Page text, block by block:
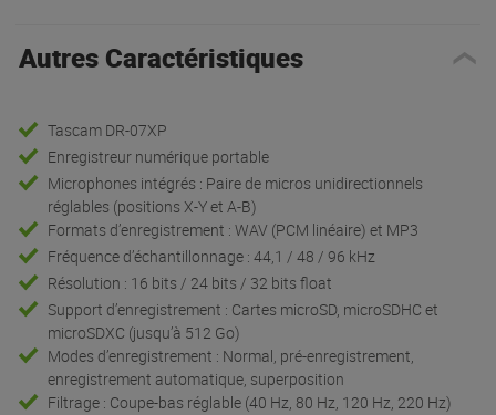
Autres Caractéristiques
Tascam DR-07XP
Enregistreur numérique portable
Microphones intégrés : Paire de micros unidirectionnels
réglables (positions X-Y et A-B)
Formats d’enregistrement : WAV (PCM linéaire) et MP3
Fréquence d’échantillonnage : 44,1 / 48 / 96 kHz
Résolution : 16 bits / 24 bits / 32 bits float
Support d’enregistrement : Cartes microSD, microSDHC et
microSDXC (jusqu’à 512 Go)
Modes d’enregistrement : Normal, pré-enregistrement,
enregistrement automatique, superposition
Filtrage : Coupe-bas réglable (40 Hz, 80 Hz, 120 Hz, 220 Hz)